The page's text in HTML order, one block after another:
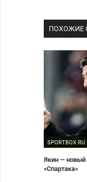
ПОХОЖИЕ
SPORTBOX.RU
Якин — новый
«Спартака»